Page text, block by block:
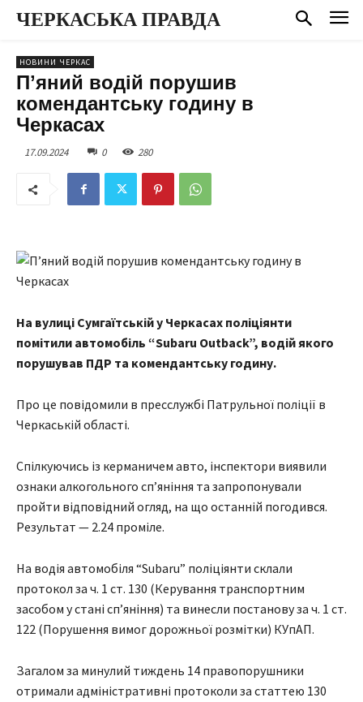
ЧЕРКАСЬКА ПРАВДА
НОВИНИ ЧЕРКАС
Пʼяний водій порушив
комендантську годину в
Черкасах
17.09.2024 0 280
На вулиці Сумгаїтській у Черкасах поліціянти
помітили автомобіль “Subaru Outback”, водій якого
порушував ПДР та комендантську годину.
Про це повідомили в пресслужбі Патрульної поліції в
Черкаській області.
Спілкуючись із керманичем авто, інспектори виявили
ознаки алкогольного сп’яніння та запропонували
пройти відповідний огляд, на що останній погодився.
Результат — 2.24 проміле.
На водія автомобіля “Subaru” поліціянти склали
протокол за ч. 1 ст. 130 (Керування транспортним
засобом у стані сп’яніння) та винесли постанову за ч. 1 ст.
122 (Порушення вимог дорожньої розмітки) КУпАП.
Загалом за минулий тиждень 14 правопорушники
отримали адміністративні протоколи за статтею 130